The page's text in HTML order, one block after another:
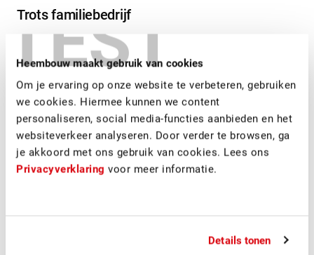
TEST
Heembouw maakt gebruik van cookies
Om je ervaring op onze website te verbeteren, gebruiken
we cookies. Hiermee kunnen we content
personaliseren, social media-functies aanbieden en het
websiteverkeer analyseren. Door verder te browsen, ga
je akkoord met ons gebruik van cookies. Lees ons
Privacyverklaring voor meer informatie.
Details tonen
Trots familiebedrijf
De trots van het familiebedrijf uitstralen, dat was de
opdracht aan Heembouw en Heembouw Architecten. Een
zich thuis voelen. In november 2020 startte de bouw van dit
bedrijfspand.